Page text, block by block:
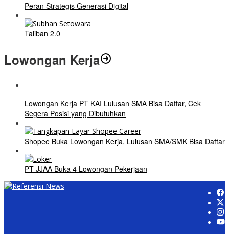
Peran Strategis Generasi Digital
Taliban 2.0
Lowongan Kerja
Lowongan Kerja PT KAI Lulusan SMA Bisa Daftar, Cek
Segera Posisi yang Dibutuhkan
Shopee Buka Lowongan Kerja, Lulusan SMA/SMK Bisa Daftar
PT JJAA Buka 4 Lowongan Pekerjaan